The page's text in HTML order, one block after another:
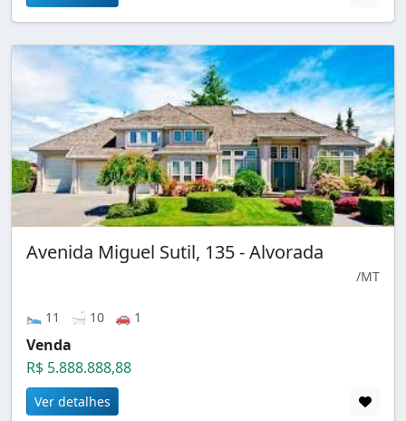
Avenida Miguel Sutil, 135 - Alvorada
/MT
🛌 11 🛁 10 🚗 1
Venda
R$ 5.888.888,88
Ver detalhes